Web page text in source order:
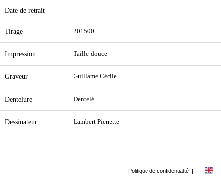
Date de retrait
Tirage 201500
Impression Taille-douce
Graveur Guillame Cécile
Dentelure Dentelé
Dessinateur Lambert Pierrette
Politique de confidentialité |